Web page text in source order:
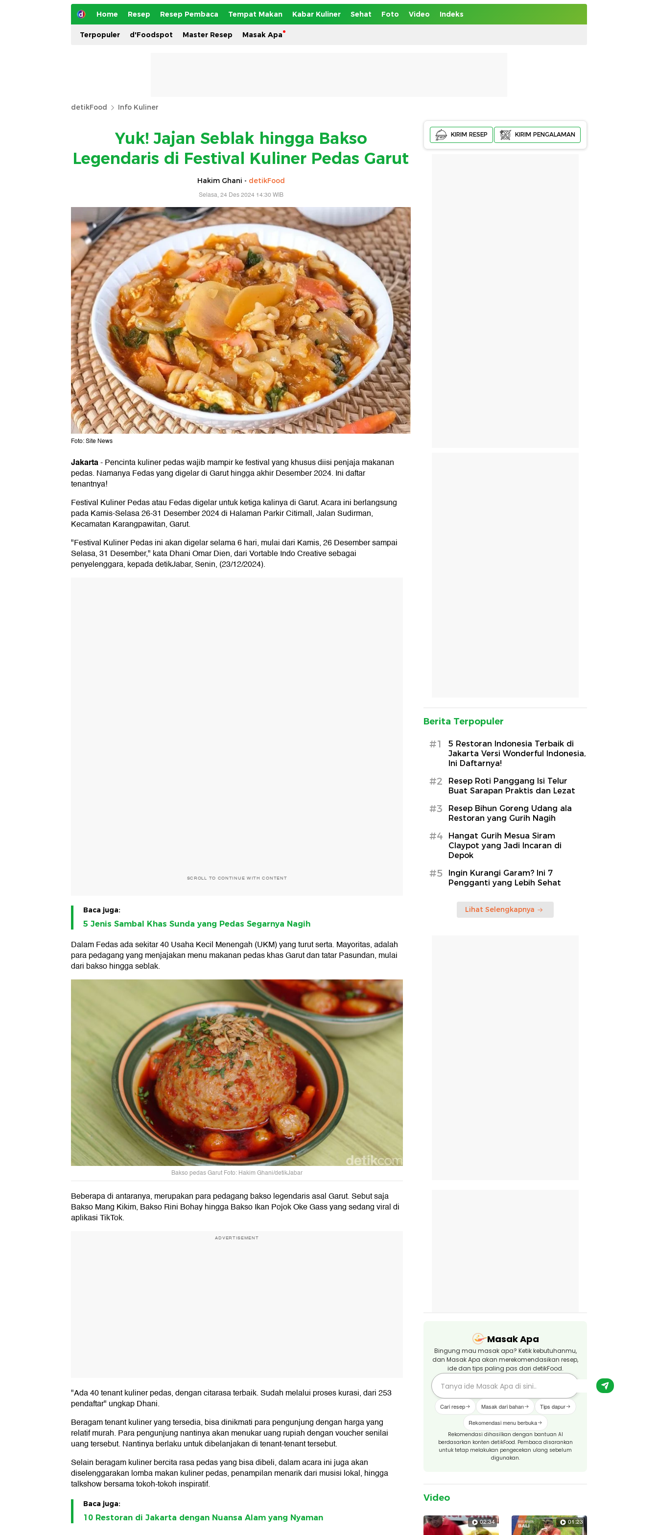
Home Resep Resep Pembaca Tempat Makan Kabar Kuliner Sehat Foto Video Indeks
Terpopuler d'Foodspot Master Resep Masak Apa
detikFood Info Kuliner
Yuk! Jajan Seblak hingga Bakso
Legendaris di Festival Kuliner Pedas Garut
Hakim Ghani - detikFood
Selasa, 24 Des 2024 14:30 WIB
Foto: Site News
Jakarta-Pencinta kuliner pedas wajib mampir ke festival yang khusus diisi penjaja makanan
pedas. Namanya Fedas yang digelar di Garut hingga akhir Desember 2024. Ini daftar
tenantnya!
Festival Kuliner Pedas atau Fedas digelar untuk ketiga kalinya di Garut. Acara ini berlangsung
pada Kamis-Selasa 26-31 Desember 2024 di Halaman Parkir Citimall, Jalan Sudirman,
Kecamatan Karangpawitan, Garut.
"Festival Kuliner Pedas ini akan digelar selama 6 hari, mulai dari Kamis, 26 Desember sampai
Selasa, 31 Desember," kata Dhani Omar Dien, dari Vortable Indo Creative sebagai
penyelenggara, kepada detikJabar, Senin, (23/12/2024).
SCROLL TO CONTINUE WITH CONTENT
Baca juga:
5 Jenis Sambal Khas Sunda yang Pedas Segarnya Nagih
Dalam Fedas ada sekitar 40 Usaha Kecil Menengah (UKM) yang turut serta. Mayoritas, adalah
para pedagang yang menjajakan menu makanan pedas khas Garut dan tatar Pasundan, mulai
dari bakso hingga seblak.
Bakso pedas Garut Foto: Hakim Ghani/detikJabar
Beberapa di antaranya, merupakan para pedagang bakso legendaris asal Garut. Sebut saja
Bakso Mang Kikim, Bakso Rini Bohay hingga Bakso Ikan Pojok Oke Gass yang sedang viral di
aplikasi TikTok.
ADVERTISEMENT
"Ada 40 tenant kuliner pedas, dengan citarasa terbaik. Sudah melalui proses kurasi, dari 253
pendaftar" ungkap Dhani.
Beragam tenant kuliner yang tersedia, bisa dinikmati para pengunjung dengan harga yang
relatif murah. Para pengunjung nantinya akan menukar uang rupiah dengan voucher senilai
uang tersebut. Nantinya berlaku untuk dibelanjakan di tenant-tenant tersebut.
Selain beragam kuliner bercita rasa pedas yang bisa dibeli, dalam acara ini juga akan
diselenggarakan lomba makan kuliner pedas, penampilan menarik dari musisi lokal, hingga
talkshow bersama tokoh-tokoh inspiratif.
Baca juga:
10 Restoran di Jakarta dengan Nuansa Alam yang Nyaman
KIRIM RESEP KIRIM PENGALAMAN
Berita Terpopuler
#1
5 Restoran Indonesia Terbaik di
Jakarta Versi Wonderful Indonesia,
Ini Daftarnya!
#2
Resep Roti Panggang Isi Telur
Buat Sarapan Praktis dan Lezat
#3
Resep Bihun Goreng Udang ala
Restoran yang Gurih Nagih
#4
Hangat Gurih Mesua Siram
Claypot yang Jadi Incaran di
Depok
#5
Ingin Kurangi Garam? Ini 7
Pengganti yang Lebih Sehat
Lihat Selengkapnya
Masak Apa
Bingung mau masak apa? Ketik kebutuhanmu,
dan Masak Apa akan merekomendasikan resep,
ide dan tips paling pas dari detikFood.
Cari resep Masak dari bahan Tips dapur
Rekomendasi menu berbuka
Rekomendasi dihasilkan dengan bantuan AI
berdasarkan konten detikFood. Pembaca disarankan
untuk tetap melakukan pengecekan ulang sebelum
digunakan.
Video
02:34 01:23